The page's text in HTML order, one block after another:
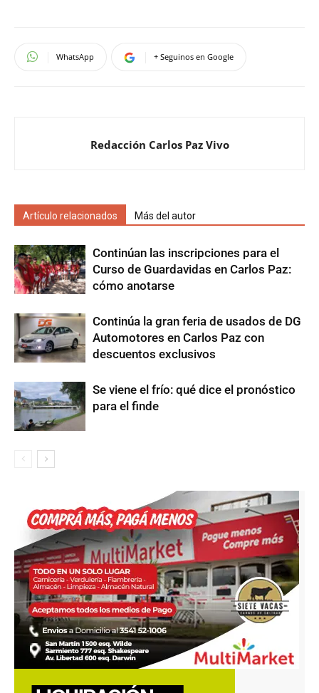
WhatsApp + Seguinos en Google
Redacción Carlos Paz Vivo
Artículo relacionados Más del autor
Continúan las inscripciones para el
Curso de Guardavidas en Carlos Paz:
cómo anotarse
Continúa la gran feria de usados de DG
Automotores en Carlos Paz con
descuentos exclusivos
Se viene el frío: qué dice el pronóstico
para el finde